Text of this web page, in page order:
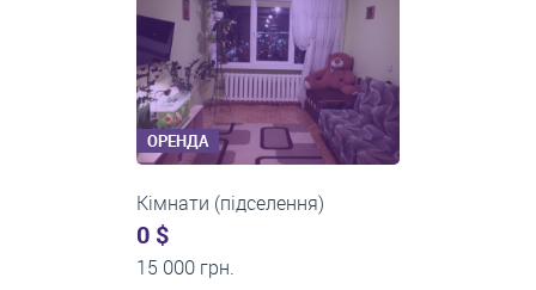
ОРЕНДА
Кімнати (підселення)
0 $
10 300 грн.